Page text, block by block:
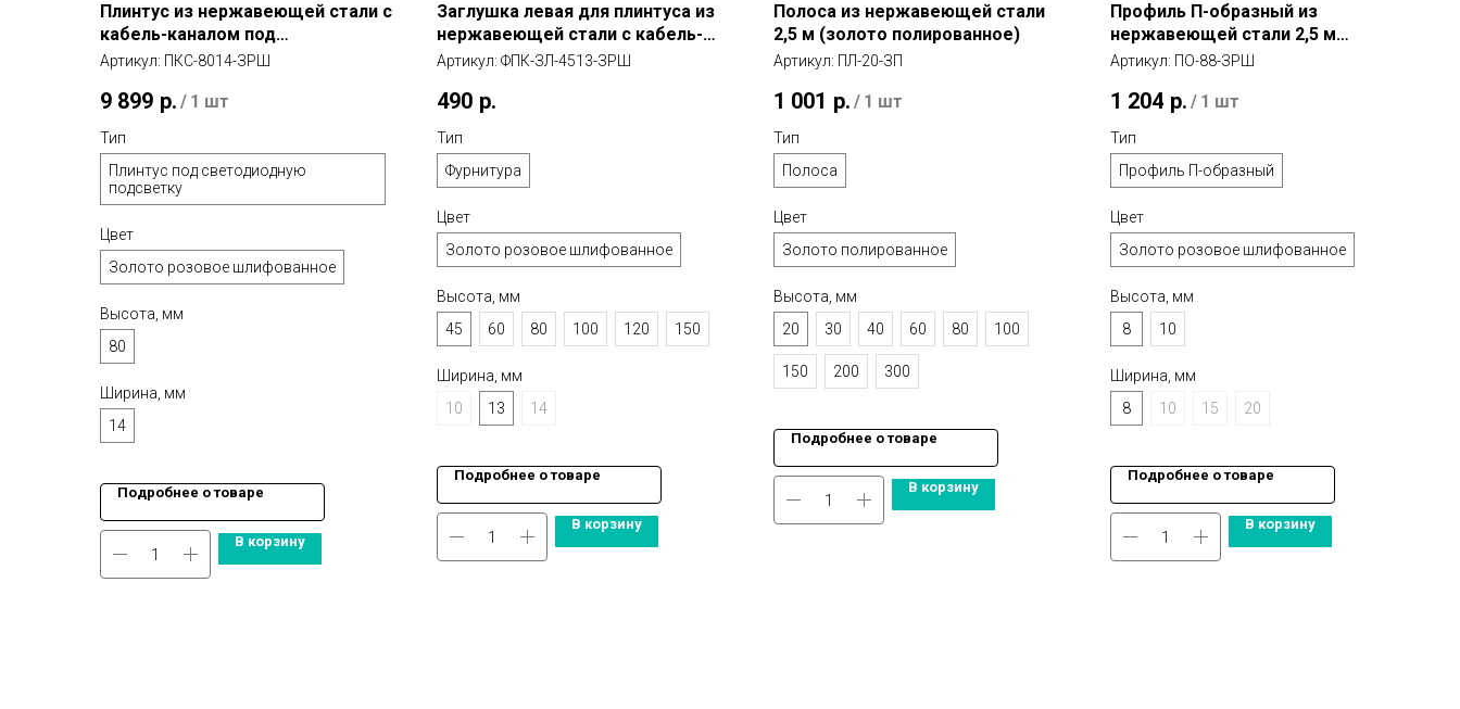
Плинтус из нержавеющей стали с
кабель-каналом под
светодиодную подсветку 2,5 м
Артикул: ПКС-8014-ЗРШ
9 899 р. / 1 шт
Тип
Плинтус под светодиодную
подсветку
Цвет
Золото розовое шлифованное
Высота, мм
80
Ширина, мм
14
Подробнее о товаре
В корзину
Заглушка левая для плинтуса из
нержавеющей стали с кабель-
каналом (золото розовое
Артикул: ФПК-ЗЛ-4513-ЗРШ
490 р.
Тип
Фурнитура
Цвет
Золото розовое шлифованное
Высота, мм
45
60 80 100 120 150
Ширина, мм
10
13 14
Подробнее о товаре
В корзину
Полоса из нержавеющей стали
2,5 м (золото полированное)
Артикул: ПЛ-20-ЗП
1 001 р. / 1 шт
Тип
Полоса
Цвет
Золото полированное
Высота, мм
20
30 40 60 80 100
150 200 300
Подробнее о товаре
В корзину
Профиль П-образный из
нержавеющей стали 2,5 м
(золото розовое шлифованное)
Артикул: ПО-88-ЗРШ
1 204 р. / 1 шт
Тип
Профиль П-образный
Цвет
Золото розовое шлифованное
Высота, мм
8
10
Ширина, мм
8
10 15 20
Подробнее о товаре
В корзину